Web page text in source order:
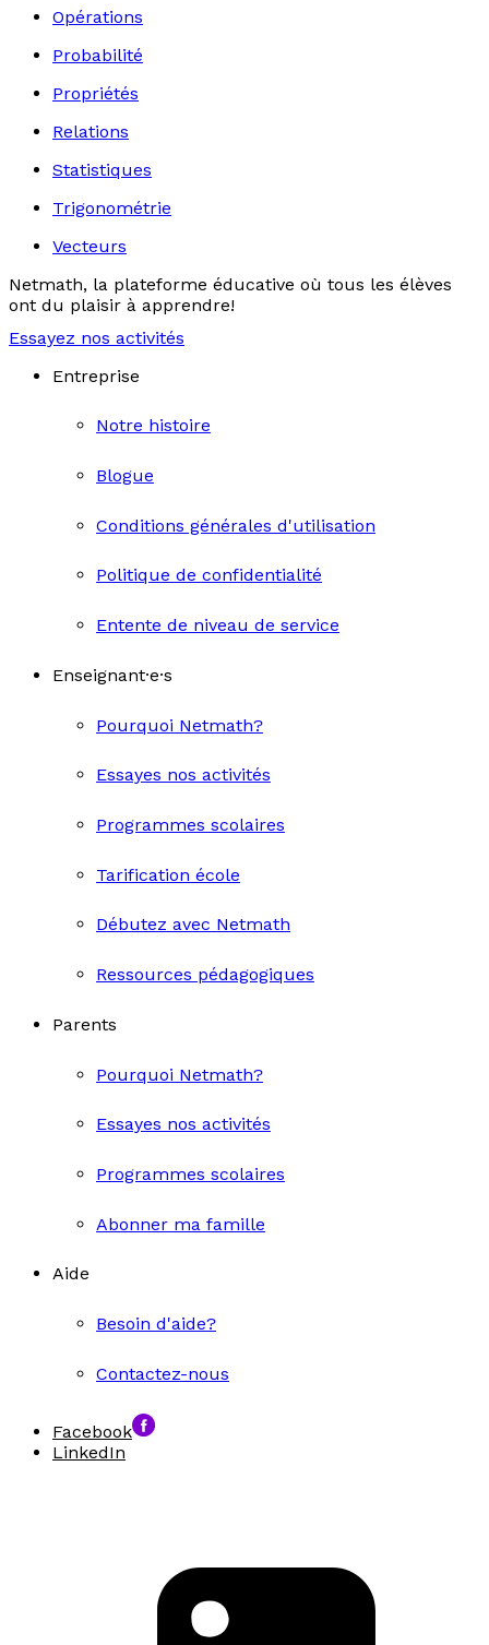
Opérations
Probabilité
Propriétés
Relations
Statistiques
Trigonométrie
Vecteurs
Netmath, la plateforme éducative où tous les élèves
ont du plaisir à apprendre!
Essayez nos activités
Entreprise
Notre histoire
Blogue
Conditions générales d'utilisation
Politique de confidentialité
Entente de niveau de service
Enseignant·e·s
Pourquoi Netmath?
Essayes nos activités
Programmes scolaires
Tarification école
Débutez avec Netmath
Ressources pédagogiques
Parents
Pourquoi Netmath?
Essayes nos activités
Programmes scolaires
Abonner ma famille
Aide
Besoin d'aide?
Contactez-nous
Facebook
LinkedIn